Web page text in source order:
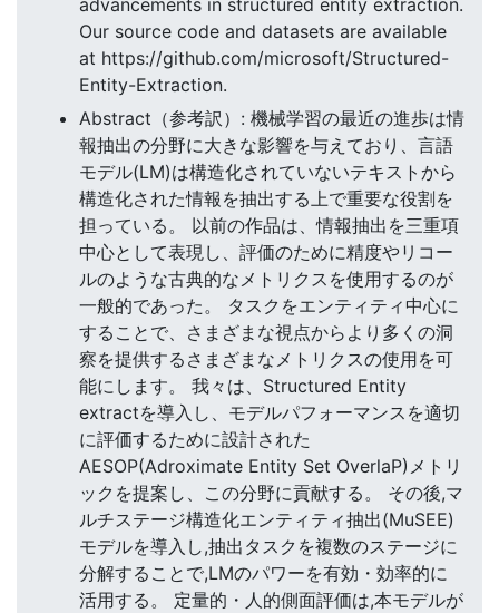
Our source code and datasets are available
at https://github.com/microsoft/Structured-
Entity-Extraction.
Abstract（参考訳）: 機械学習の最近の進歩は情
報抽出の分野に大きな影響を与えており、言語
モデル(LM)は構造化されていないテキストから
構造化された情報を抽出する上で重要な役割を
担っている。 以前の作品は、情報抽出を三重項
中心として表現し、評価のために精度やリコー
ルのような古典的なメトリクスを使用するのが
一般的であった。 タスクをエンティティ中心に
することで、さまざまな視点からより多くの洞
察を提供するさまざまなメトリクスの使用を可
能にします。 我々は、Structured Entity
extractを導入し、モデルパフォーマンスを適切
に評価するために設計された
AESOP(Adroximate Entity Set OverlaP)メトリ
ックを提案し、この分野に貢献する。 その後,マ
ルチステージ構造化エンティティ抽出(MuSEE)
モデルを導入し,抽出タスクを複数のステージに
分解することで,LMのパワーを有効・効率的に
活用する。 定量的・人的側面評価は,本モデルが